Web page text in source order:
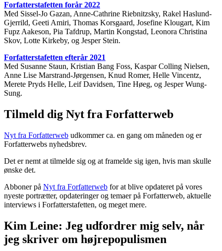
Forfatterstafetten forår 2022
Med Sissel-Jo Gazan, Anne-Cathrine Riebnitzsky, Rakel Haslund-
Gjerrild, Geeti Amiri, Thomas Korsgaard, Josefine Klougart, Kim
Fupz Aakeson, Pia Tafdrup, Martin Kongstad, Leonora Christina
Skov, Lotte Kirkeby, og Jesper Stein.
Forfatterstafetten efterår 2021
Med Susanne Staun, Kristian Bang Foss, Kaspar Colling Nielsen,
Anne Lise Marstrand-Jørgensen, Knud Romer, Helle Vincentz,
Merete Pryds Helle, Leif Davidsen, Tine Høeg, og Jesper Wung-
Sung.
Tilmeld dig Nyt fra Forfatterweb
Nyt fra Forfatterweb udkommer ca. en gang om måneden og er
Forfatterwebs nyhedsbrev.
Det er nemt at tilmelde sig og at framelde sig igen, hvis man skulle
ønske det.
Abboner på Nyt fra Forfatterweb for at blive opdateret på vores
nyeste portrætter, opdateringer og temaer på Forfatterweb, aktuelle
interviews i Forfatterstafetten, og meget mere.
Kim Leine: Jeg udfordrer mig selv, når
jeg skriver om højrepopulismen